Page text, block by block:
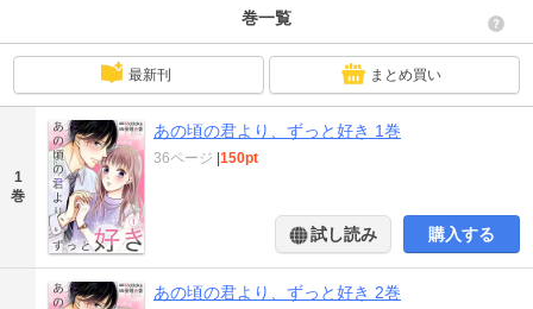
巻一覧
最新刊 まとめ買い
1
巻
あの頃の君より、ずっと好き 1巻
36ページ |150pt
試し読み 購入する
あの頃の君より、ずっと好き 2巻